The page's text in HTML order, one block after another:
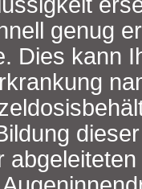
genug
Dies kann